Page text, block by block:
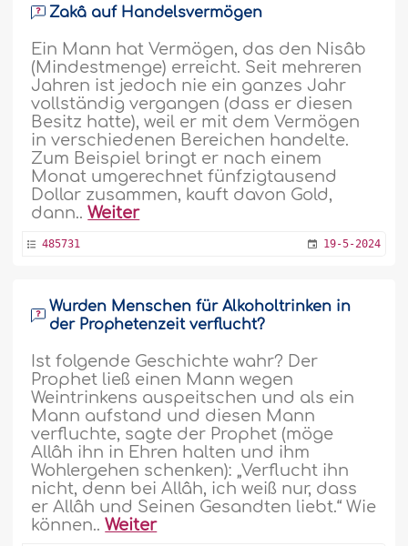
Zakâ auf Handelsvermögen
Ein Mann hat Vermögen, das den Nisâb
(Mindestmenge) erreicht. Seit mehreren
Jahren ist jedoch nie ein ganzes Jahr
vollständig vergangen (dass er diesen
Besitz hatte), weil er mit dem Vermögen
in verschiedenen Bereichen handelte.
Zum Beispiel bringt er nach einem
Monat umgerechnet fünfzigtausend
Dollar zusammen, kauft davon Gold,
dann..Weiter
485731 19-5-2024
Wurden Menschen für Alkoholtrinken in
der Prophetenzeit verflucht?
Ist folgende Geschichte wahr? Der
Prophet ließ einen Mann wegen
Weintrinkens auspeitschen und als ein
Mann aufstand und diesen Mann
verfluchte, sagte der Prophet (möge
Allâh ihn in Ehren halten und ihm
Wohlergehen schenken): „Verflucht ihn
nicht, denn bei Allâh, ich weiß nur, dass
er Allâh und Seinen Gesandten liebt.“ Wie
können..Weiter